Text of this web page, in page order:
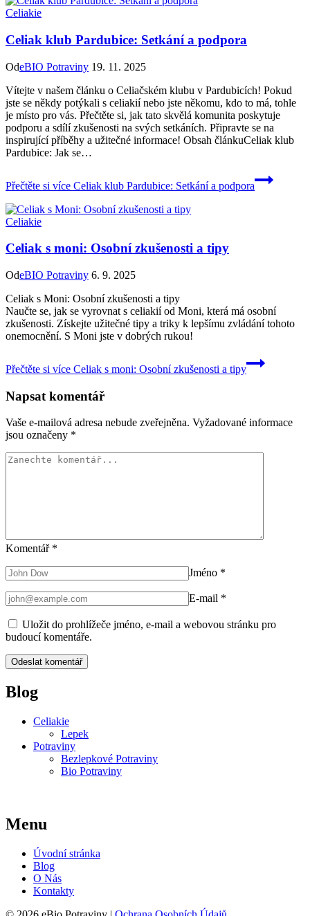
Celiakie
Celiak klub Pardubice: Setkání a podpora
OdeBIO Potraviny 19. 11. 2025
Vítejte v našem článku o Celiačském klubu v Pardubicích! Pokud
jste se někdy potýkali s celiakií nebo jste někomu, kdo to má, tohle
je místo pro vás. Přečtěte si, jak tato skvělá komunita poskytuje
podporu a sdílí zkušenosti na svých setkáních. Připravte se na
inspirující příběhy a užitečné informace! Obsah článkuCeliak klub
Pardubice: Jak se…
Přečtěte si více Celiak klub Pardubice: Setkání a podpora
Celiakie
Celiak s moni: Osobní zkušenosti a tipy
OdeBIO Potraviny 6. 9. 2025
Celiak s Moni: Osobní zkušenosti a tipy
Naučte se, jak se vyrovnat s celiakií od Moni, která má osobní
zkušenosti. Získejte užitečné tipy a triky k lepšímu zvládání tohoto
onemocnění. S Moni jste v dobrých rukou!
Přečtěte si více Celiak s moni: Osobní zkušenosti a tipy
Napsat komentář
Vaše e-mailová adresa nebude zveřejněna. Vyžadované informace
jsou označeny *
Komentář *
Jméno *
E-mail *
Uložit do prohlížeče jméno, e-mail a webovou stránku pro
budoucí komentáře.
Blog
Celiakie
Lepek
Potraviny
Bezlepkové Potraviny
Bio Potraviny
Menu
Úvodní stránka
Blog
O Nás
Kontakty